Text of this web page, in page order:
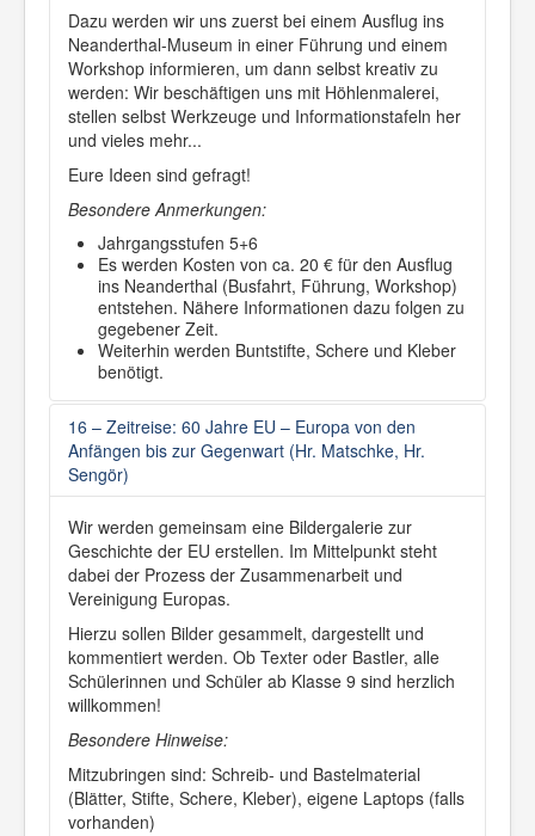
Dazu werden wir uns zuerst bei einem Ausflug ins
Neanderthal-Museum in einer Führung und einem
Workshop informieren, um dann selbst kreativ zu
werden: Wir beschäftigen uns mit Höhlenmalerei,
stellen selbst Werkzeuge und Informationstafeln her
und vieles mehr...
Eure Ideen sind gefragt!
Besondere Anmerkungen:
Jahrgangsstufen 5+6
Es werden Kosten von ca. 20 € für den Ausflug
ins Neanderthal (Busfahrt, Führung, Workshop)
entstehen. Nähere Informationen dazu folgen zu
gegebener Zeit.
Weiterhin werden Buntstifte, Schere und Kleber
benötigt.
16 – Zeitreise: 60 Jahre EU – Europa von den
Anfängen bis zur Gegenwart (Hr. Matschke, Hr.
Sengör)
Wir werden gemeinsam eine Bildergalerie zur
Geschichte der EU erstellen. Im Mittelpunkt steht
dabei der Prozess der Zusammenarbeit und
Vereinigung Europas.
Hierzu sollen Bilder gesammelt, dargestellt und
kommentiert werden. Ob Texter oder Bastler, alle
Schülerinnen und Schüler ab Klasse 9 sind herzlich
willkommen!
Besondere Hinweise:
Mitzubringen sind: Schreib- und Bastelmaterial
(Blätter, Stifte, Schere, Kleber), eigene Laptops (falls
vorhanden)